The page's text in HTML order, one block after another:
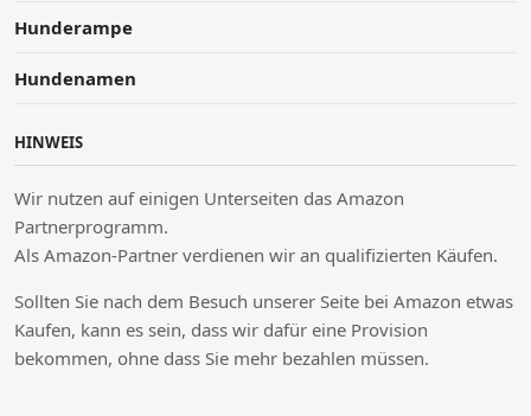
Hunderampe
Hundenamen
HINWEIS
Wir nutzen auf einigen Unterseiten das Amazon
Partnerprogramm.
Als Amazon-Partner verdienen wir an qualifizierten Käufen.
Sollten Sie nach dem Besuch unserer Seite bei Amazon etwas
Kaufen, kann es sein, dass wir dafür eine Provision
bekommen, ohne dass Sie mehr bezahlen müssen.